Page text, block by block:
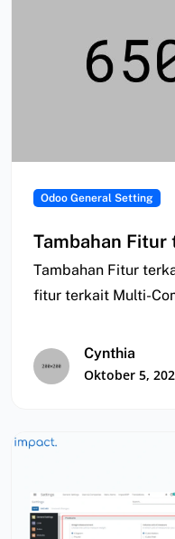
Odoo General Setting
Tambahan
Tambahan Fitur
fitur terkait Multi-
Cynthia
Oktober 5,